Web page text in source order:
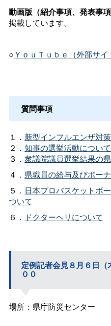
動画版（紹介事項、発表事項
掲載しています。
○ＹｏｕＴｕｂｅ（外部サイ
質問事項
１． 新型インフルエンザ対
２． 知事の選挙活動について
３． 衆議院議員選挙結果の
４． 県職員の給与及びボー
５． 日本プロバスケットボ
ついて
６． ドクターヘリについて
定例記者会見８月６日（
００
場所：県庁防災センター